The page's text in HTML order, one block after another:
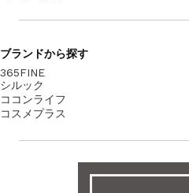
ブランドから探す
365FINE
シルック
ココンライフ
コスメプラス